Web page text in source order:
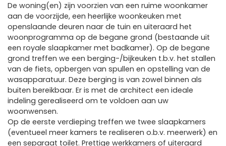
De woning(en) zijn voorzien van een ruime woonkamer
aan de voorzijde, een heerlijke woonkeuken met
openslaande deuren naar de tuin en uiteraard het
woonprogramma op de begane grond (bestaande uit
een royale slaapkamer met badkamer). Op de begane
grond treffen we een berging-/bijkeuken t.b.v. het stallen
van de fiets, opbergen van spullen en opstelling van de
wasapparatuur. Deze berging is van zowel binnen als
buiten bereikbaar. Er is met de architect een ideale
indeling gerealiseerd om te voldoen aan uw
woonwensen.
Op de eerste verdieping treffen we twee slaapkamers
(eventueel meer kamers te realiseren o.b.v. meerwerk) en
een separaat toilet. Prettige werkkamers of uiteraard